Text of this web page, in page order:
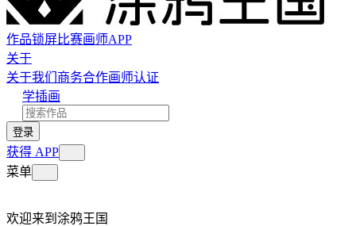
作品锁屏比赛画师APP
关于
关于我们 商务合作画师认证
学插画
登录
获得 APP
菜单
欢迎来到涂鸦王国